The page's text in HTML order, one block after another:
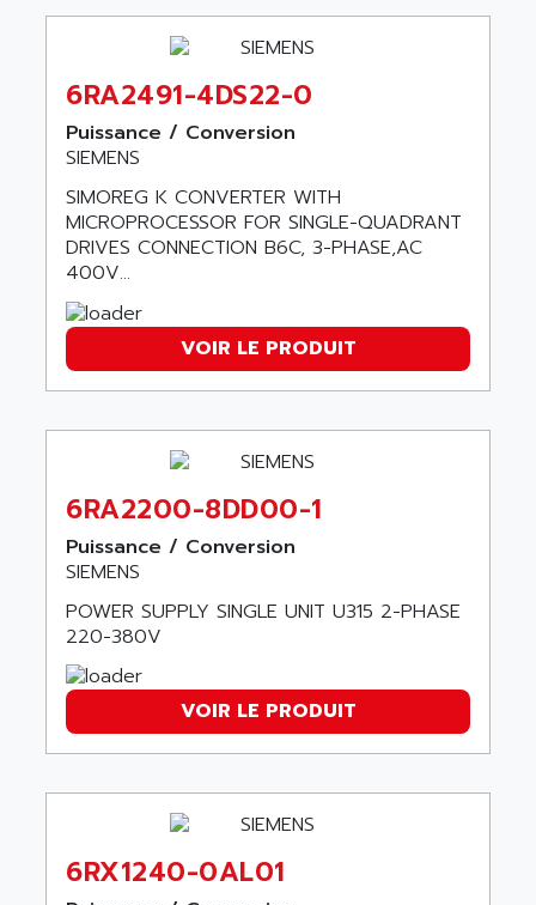
LQ SERIE
530 SERIES
C170
RESISTRON
OP30/B
DNC
UD7000
PMC1000
CEPR
FD-B SERIES
ACS550
MAESTRO
J2-SUPER SERIES
VFD
TFS
LFL
ALTIVAR 58
KRC2
ABR7
MDLD
SYSDRIVE
ARDUCAM
AREVA
ARGUS
ARIA
ARIC
ARICO
ARIES
ARINC
ARIS HERION
ARISTON
ARIZONA
ARL
ARO
ARPEGE
ARPS
ARROW PNEUMATIC
ARSEFRAM
ARSOFT
6RA2491-4DS22-0
Puissance / Conversion
SIEMENS
SIMOREG K CONVERTER WITH
MICROPROCESSOR FOR SINGLE-QUADRANT
DRIVES CONNECTION B6C, 3-PHASE,AC
400V...
VOIR LE PRODUIT
6RA2200-8DD00-1
Puissance / Conversion
SIEMENS
POWER SUPPLY SINGLE UNIT U315 2-PHASE
220-380V
VOIR LE PRODUIT
6RX1240-0AL01